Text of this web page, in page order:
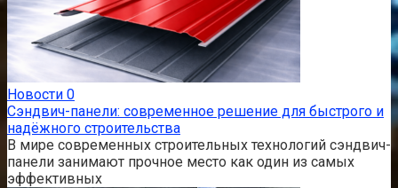
Новости 0
Сэндвич-панели: современное решение для быстрого и
надёжного строительства
В мире современных строительных технологий сэндвич-
панели занимают прочное место как один из самых
эффективных